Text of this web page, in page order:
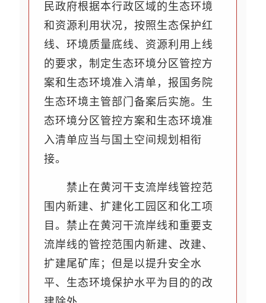
民政府根据本行政区域的生态环境
和资源利用状况，按照生态保护红
线、环境质量底线、资源利用上线
的要求，制定生态环境分区管控方
案和生态环境准入清单，报国务院
生态环境主管部门备案后实施。生
态环境分区管控方案和生态环境准
入清单应当与国土空间规划相衔
接。
禁止在黄河干支流岸线管控范
围内新建、扩建化工园区和化工项
目。禁止在黄河干流岸线和重要支
流岸线的管控范围内新建、改建、
扩建尾矿库；但是以提升安全水
平、生态环境保护水平为目的的改